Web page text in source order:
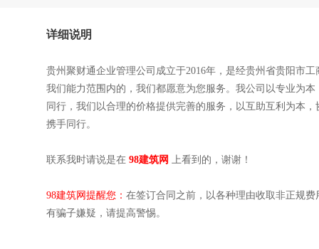
详细说明
贵州聚财通企业管理公司成立于2016年，是经贵州省贵阳市
我们能力范围内的，我们都愿意为您服务。我公司以专业为
同行，我们以合理的价格提供完善的服务，以互助互利为本
携手同行。
联系我时请说是在 98建筑网 上看到的，谢谢！
98建筑网提醒您： 在签订合同之前，以各种理由收取非正规
有骗子嫌疑，请提高警惕。